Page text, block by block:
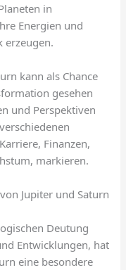
in
Energien und
erzeugen.
kann als Chance
gesehen
und Perspektiven
Finanzen,
markieren.
Jupiter und Saturn
Deutung
Entwicklungen, hat
eine besondere